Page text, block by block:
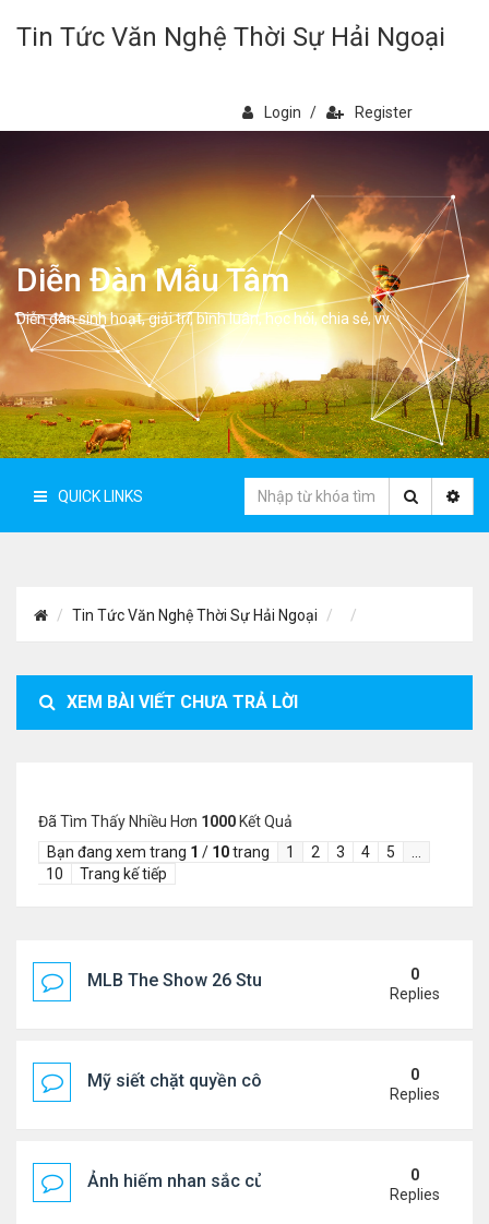
Tin Tức Văn Nghệ Thời Sự Hải Ngoại
Login / Register
Diễn Đàn Mẫu Tâm
Diễn đàn sinh hoạt, giải trí, bình luân, học hỏi, chia sẻ, vv.
QUICK LINKS
Tin Tức Văn Nghệ Thời Sự Hải Ngoại
XEM BÀI VIẾT CHƯA TRẢ LỜI
Đã Tìm Thấy Nhiều Hơn 1000 Kết Quả
Bạn đang xem trang 1 / 10trang 1 2 3 4 5
10
Trang kế tiếp
MLB The Show 26 Stubs Tips for Efficient
0
Replies
Mỹ siết chặt quyền công dân theo nơi sinh, mở
0
Replies
Ảnh hiếm nhan sắc của Thẩm Thuý Hằng0
Replies